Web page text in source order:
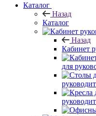
Каталог
Назад
Каталог
Назад
Кабинет
для